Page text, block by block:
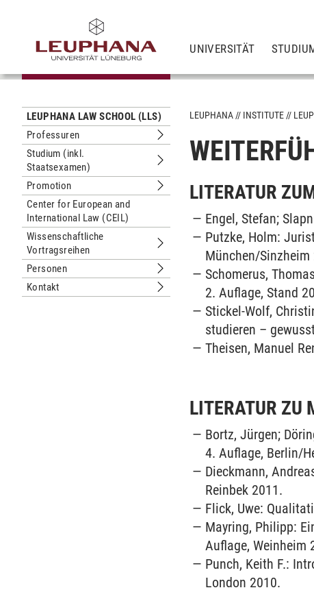
UNIVERSITÄT
LEUPHANA LAW SCHOOL (LLS)
Professuren
Untermenu Professuren
Studium (inkl.
Staatsexamen)
Untermenu Studium (inkl.
Promotion
Untermenu Promotion
Center for European and
International Law (CEIL)
Wissenschaftliche
Vortragsreihen
Untermenu Wissenschaftliche
Personen
Untermenu Personen
Kontakt
Untermenu Kontakt
LEUPHANA INSTITUTE
LITERATUR
Engel, Stefan;
Putzke, Holm:
München/Sinzheim
Schomerus,
2. Auflage, Stand
Stickel-Wolf,
studieren –
Theisen, Manuel
LITERATUR ZU
Bortz, Jürgen;
4. Auflage, Berlin/
Dieckmann,
Reinbek 2011.
Flick, Uwe:
Mayring, Philipp:
Auflage, Weinheim
Punch, Keith F.:
London 2010.